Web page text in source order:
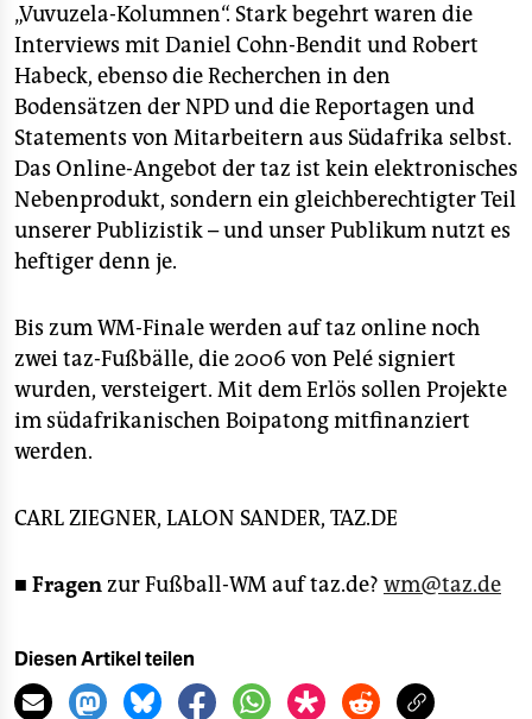
„Vuvuzela-Kolumnen“. Stark begehrt waren die
Interviews mit Daniel Cohn-Bendit und Robert
Habeck, ebenso die Recherchen in den
Bodensätzen der NPD und die Reportagen und
Statements von Mitarbeitern aus Südafrika selbst.
Das Online-Angebot der taz ist kein elektronisches
Nebenprodukt, sondern ein gleichberechtigter Teil
unserer Publizistik – und unser Publikum nutzt es
heftiger denn je.
Bis zum WM-Finale werden auf taz online noch
zwei taz-Fußbälle, die 2006 von Pelé signiert
wurden, versteigert. Mit dem Erlös sollen Projekte
im südafrikanischen Boipatong mitfinanziert
werden.
CARL ZIEGNER, LALON SANDER, TAZ.DE
■ Fragenzur Fußball-WM auf taz.de? wm@taz.de
Diesen Artikel teilen